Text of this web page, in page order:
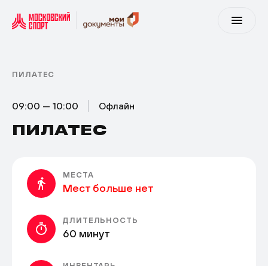
ПИЛАТЕС
09:00 — 10:00 Офлайн
ПИЛАТЕС
МЕСТА
Мест больше нет
ДЛИТЕЛЬНОСТЬ
60 минут